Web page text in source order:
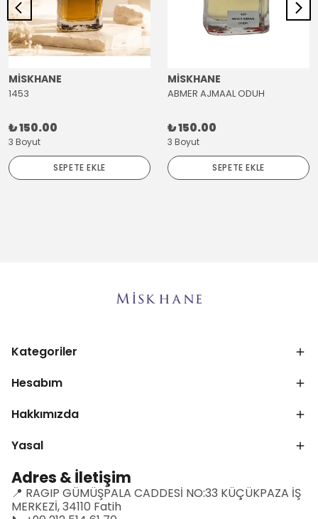
MİSKHANE
1453
₺ 150.00
3 Boyut
SEPETE EKLE
MİSKHANE
ABMER AJMAAL ODUH
₺ 150.00
3 Boyut
SEPETE EKLE
Kategoriler
Hesabım
Hakkımızda
Yasal
Adres & İletişim
📍 RAGIP GÜMÜŞPALA CADDESİ NO:33 KÜÇÜKPAZA İŞ
MERKEZİ, 34110 Fatih